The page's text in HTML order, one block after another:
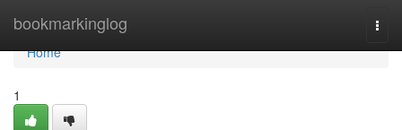
bookmarkinglog
Home
Home
1